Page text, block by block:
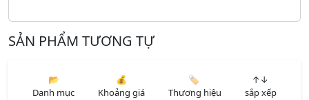
SẢN PHẨM TƯƠNG TỰ
📂
Danh mục
💰
Khoảng giá
🏷️
Thương hiệu
↑↓
sắp xếp